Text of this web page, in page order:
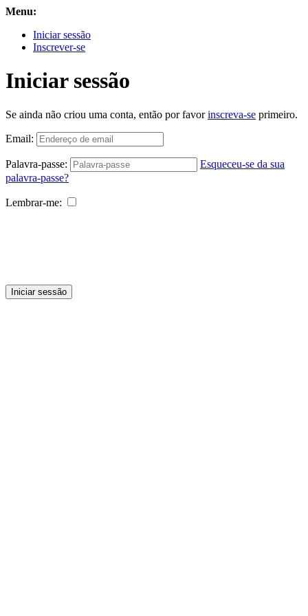
Menu:
Iniciar sessão
Inscrever-se
Iniciar sessão
Se ainda não criou uma conta, então por favorinscreva-se primeiro.
Email:
Palavra-passe:
Esqueceu-se da sua
palavra-passe?
Lembrar-me:
Iniciar sessão